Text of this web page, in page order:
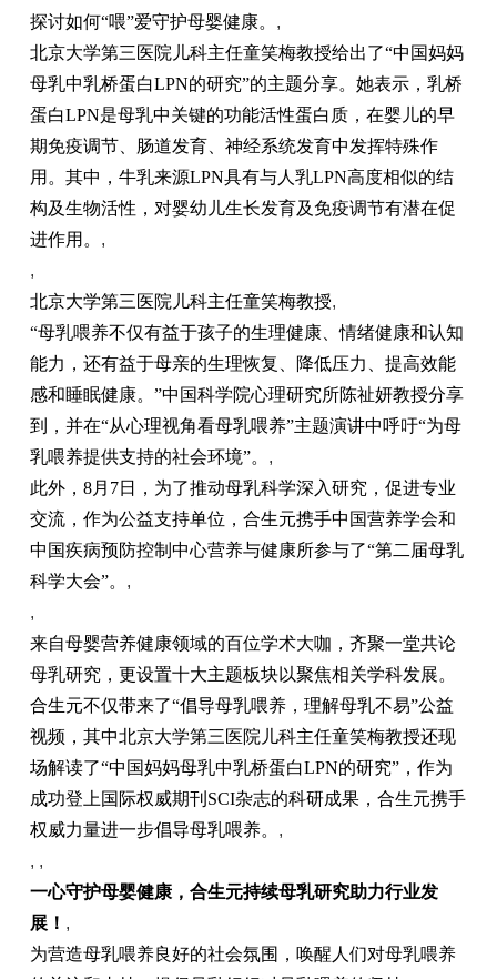
探讨如何“喂”爱守护母婴健康。 ,
北京大学第三医院儿科主任童笑梅教授给出了“中国妈妈
母乳中乳桥蛋白LPN的研究”的主题分享。她表示，乳桥
蛋白LPN是母乳中关键的功能活性蛋白质，在婴儿的早
期免疫调节、肠道发育、神经系统发育中发挥特殊作
用。其中，牛乳来源LPN具有与人乳LPN高度相似的结
构及生物活性，对婴幼儿生长发育及免疫调节有潜在促
进作用。 ,
,
北京大学第三医院儿科主任童笑梅教授,
“母乳喂养不仅有益于孩子的生理健康、情绪健康和认知
能力，还有益于母亲的生理恢复、降低压力、提高效能
感和睡眠健康。”中国科学院心理研究所陈祉妍教授分享
到，并在“从心理视角看母乳喂养”主题演讲中呼吁“为母
乳喂养提供支持的社会环境”。 ,
此外，8月7日，为了推动母乳科学深入研究，促进专业
交流，作为公益支持单位，合生元携手中国营养学会和
中国疾病预防控制中心营养与健康所参与了“第二届母乳
科学大会”。 ,
,
来自母婴营养健康领域的百位学术大咖，齐聚一堂共论
母乳研究，更设置十大主题板块以聚焦相关学科发展。
合生元不仅带来了“倡导母乳喂养，理解母乳不易”公益
视频，其中北京大学第三医院儿科主任童笑梅教授还现
场解读了“中国妈妈母乳中乳桥蛋白LPN的研究”，作为
成功登上国际权威期刊SCI杂志的科研成果，合生元携手
权威力量进一步倡导母乳喂养。 ,
, ,
一心守护母婴健康，合生元持续母乳研究助力行业发
展！ ,
为营造母乳喂养良好的社会氛围，唤醒人们对母乳喂养